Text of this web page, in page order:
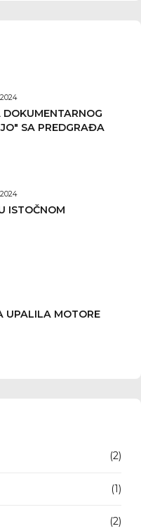
DOKUMENTARNOG
SA PREDGRAĐA
ISTOČNOM
UPALILA MOTORE
(2)
(1)
(2)